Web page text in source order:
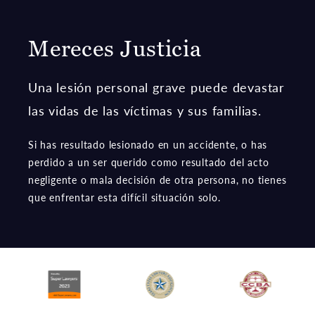
Mereces Justicia
Una lesión personal grave puede devastar
las vidas de las víctimas y sus familias.
Si has resultado lesionado en un accidente, o has
perdido a un ser querido como resultado del acto
negligente o mala decisión de otra persona, no tienes
que enfrentar esta difícil situación solo.